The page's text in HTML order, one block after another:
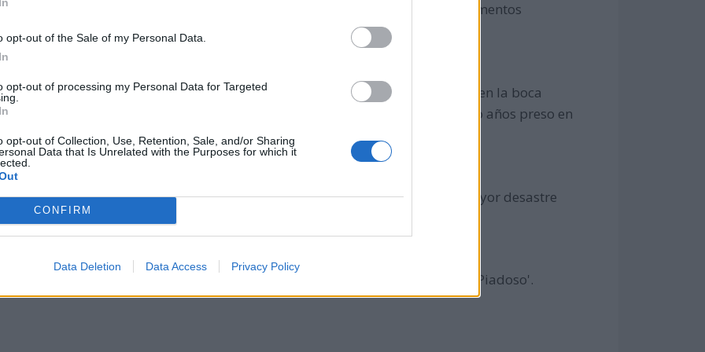
opt-out of the Sale of my Personal Data.
opt-out of processing my Personal Data for Targeted
opt-out of Collection, Use, Retention, Sale, and/or Sharing
Data that Is Unrelated with the Purposes for which it
CONFIRM
Data Deletion Data Access Privacy Policy
con la población de Los Ángeles (Estados Unidos), que en esos momentos
(Cuba), el militar cubano independentista Calixto García Íñiguez se dispara en la boca
pero el disparo sale por la frente y resulta gravemente herido. Estará cuatro años preso en
Colliery cerca Plymouth, Pensilvania, murieron 110 personas y fue el mayor desastre
por los constitucionalistas, la cual había sido establecida por Juan III el 'Piadoso'.